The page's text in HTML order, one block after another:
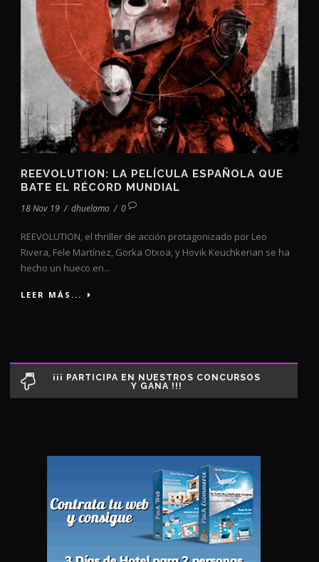
REEVOLUTION: LA PELÍCULA ESPAÑOLA QUE
BATE EL RÉCORD MUNDIAL
18 Nov 19 / dhuelamo / 0
REEVOLUTION, el thriller de acción protagonizado por Leo
Rivera, Fele Martínez, Gorka Otxoa, y Hovik Keuchkerian se ha
hecho un hueco en...
LEER MÁS...
¡¡¡ PARTICIPA EN NUESTROS CONCURSOS
Y GANA !!!